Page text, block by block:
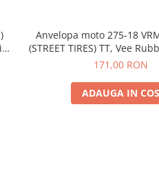
Anvelopa moto 275-18
(STREET TIRES) TT, Vee
Thailand
171,00 RON
ADAUGA IN COS